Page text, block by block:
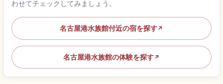
わせてチェックしてみましょう。
名古屋港水族館付近の宿を探す↗
名古屋港水族館の体験を探す↗